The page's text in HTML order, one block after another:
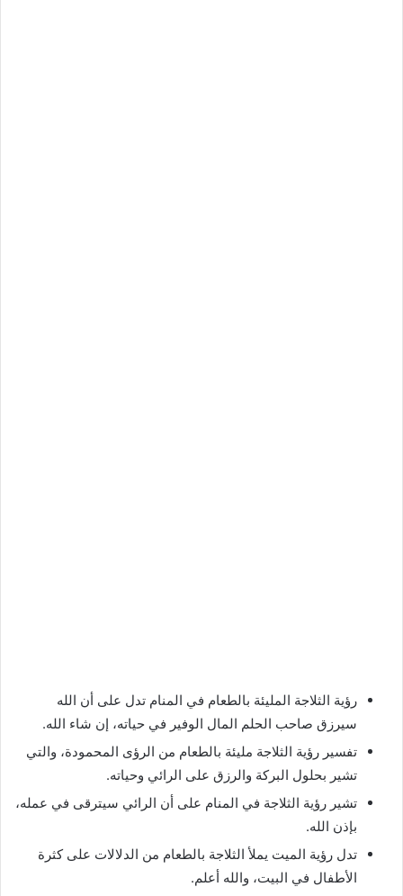
رؤية الثلاجة المليئة بالطعام في المنام تدل على أن الله
سيرزق صاحب الحلم المال الوفير في حياته، إن شاء الله.
تفسير رؤية الثلاجة مليئة بالطعام من الرؤى المحمودة، والتي
تشير بحلول البركة والرزق على الرائي وحياته.
تشير رؤية الثلاجة في المنام على أن الرائي سيترقى في عمله،
بإذن الله.
تدل رؤية الميت يملأ الثلاجة بالطعام من الدلالات على كثرة
الأطفال في البيت، والله أعلم.